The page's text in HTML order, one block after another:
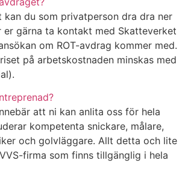
kan du som privatperson dra dra ner
er gärna ta kontakt med Skatteverket
om ROT-avdrag kommer med.
på arbetskostnaden minskas med
att ni kan anlita oss för hela
kompetenta snickare, målare,
och golvläggare. Allt detta och lite
firma som finns tillgänglig i hela